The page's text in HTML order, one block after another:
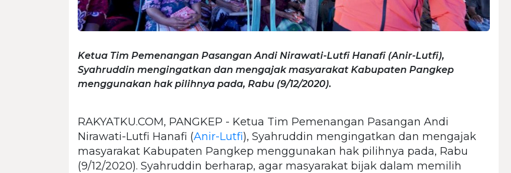
Ketua Tim Pemenangan Pasangan Andi Nirawati-Lutfi Hanafi (Anir-Lutfi),
Syahruddin mengingatkan dan mengajak masyarakat Kabupaten Pangkep
menggunakan hak pilihnya pada, Rabu (9/12/2020).
RAKYATKU.COM, PANGKEP - Ketua Tim Pemenangan Pasangan Andi
Nirawati-Lutfi Hanafi (Anir-Lutfi), Syahruddin mengingatkan dan mengajak
masyarakat Kabupaten Pangkep menggunakan hak pilihnya pada, Rabu
(9/12/2020). Syahruddin berharap, agar masyarakat bijak dalam memilih